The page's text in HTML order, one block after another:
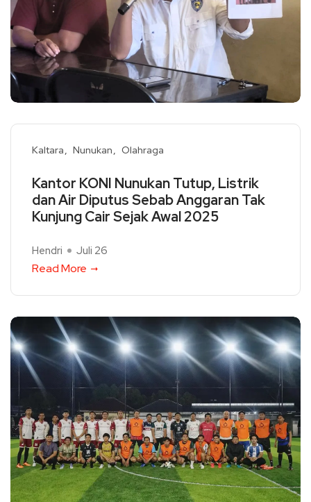
Kaltara Nunukan Olahraga
Kantor KONI Nunukan Tutup, Listrik
dan Air Diputus Sebab Anggaran Tak
Kunjung Cair Sejak Awal 2025
Hendri Juli 26
Read More